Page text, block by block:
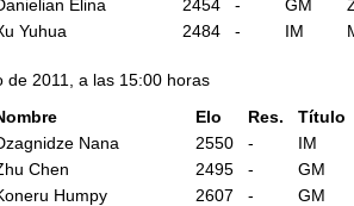
Elina 2454 - GM
Yuhua 2484 - IM
de 2011, a las 15:00 horas
Elo Res.
Título
Nana 2550 -
IM
Chen 2495 -
GM
Humpy 2607 -
GM